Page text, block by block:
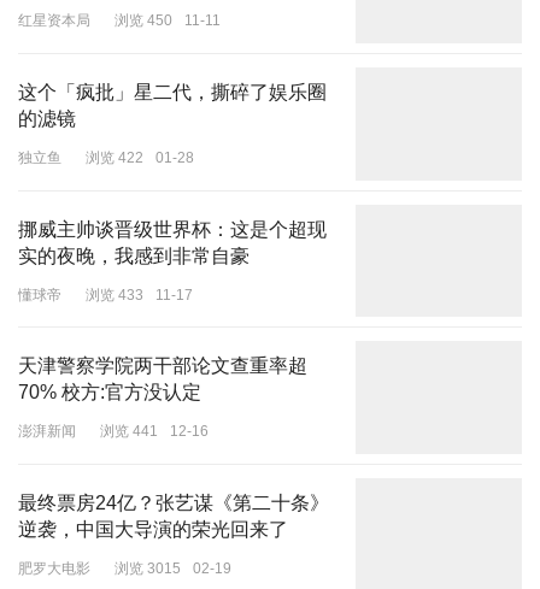
开场就以金羽鸟登场，而随后也出现了浴火重生的火鸟，保留了灰
04 Thome Browne
为了庆祝即将到来的巴黎奥运会，Thom Browne 2024秋冬高定系列
红星资本局 浏览 450 11-11
这个「疯批」星二代，撕碎了娱乐圈
的滤镜
独立鱼 浏览 422 01-28
挪威主帅谈晋级世界杯：这是个超现
实的夜晚，我感到非常自豪
懂球帝 浏览 433 11-17
天津警察学院两干部论文查重率超
70% 校方:官方没认定
澎湃新闻 浏览 441 12-16
最终票房24亿？张艺谋《第二十条》
逆袭，中国大导演的荣光回来了
肥罗大电影 浏览 3015 02-19